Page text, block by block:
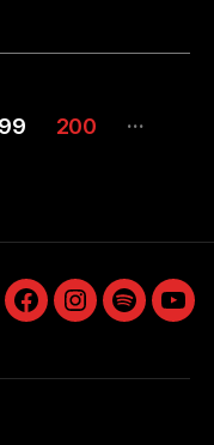
200
…
FacebookInstagram
Spotify